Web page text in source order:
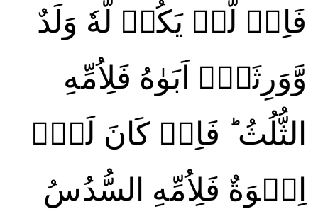
فَاِنۡ لَّمۡ يَكُنۡ لَّهٗ وَلَدٌ
وَّوَرِثَهٗۤ اَبَوٰهُ فَلِاُمِّهِ
الثُّلُثُ‌ ؕ فَاِنۡ كَانَ لَهٗۤ
اِخۡوَةٌ فَلِاُمِّهِ السُّدُسُ